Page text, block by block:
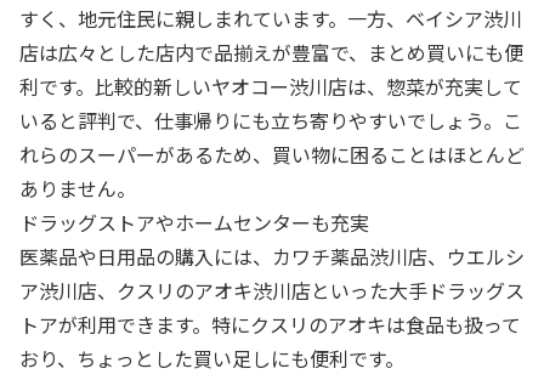
すく、地元住民に親しまれています。一方、ベイシア渋川
店は広々とした店内で品揃えが豊富で、まとめ買いにも便
利です。比較的新しいヤオコー渋川店は、惣菜が充実して
いると評判で、仕事帰りにも立ち寄りやすいでしょう。こ
れらのスーパーがあるため、買い物に困ることはほとんど
ありません。
ドラッグストアやホームセンターも充実
医薬品や日用品の購入には、カワチ薬品渋川店、ウエルシ
ア渋川店、クスリのアオキ渋川店といった大手ドラッグス
トアが利用できます。特にクスリのアオキは食品も扱って
おり、ちょっとした買い足しにも便利です。